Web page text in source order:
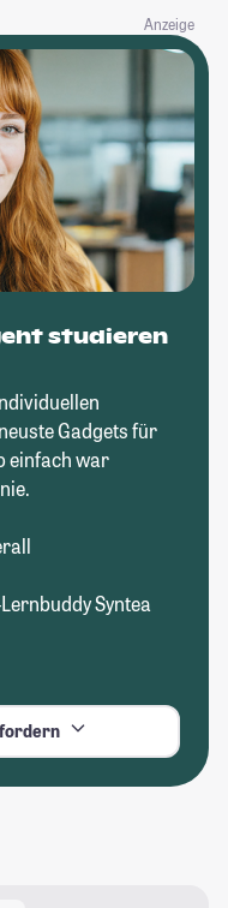
Anzeige
studieren
Gadgets für
einfach war
Syntea